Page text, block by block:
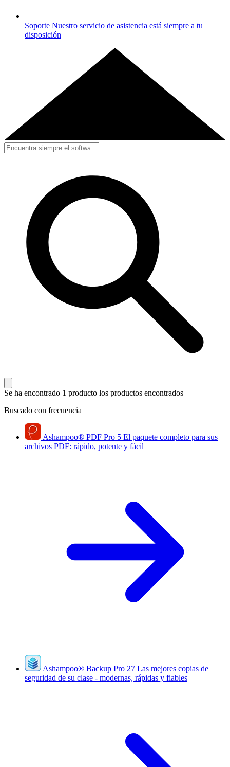
Soporte Nuestro servicio de asistencia está siempre a tu
disposición
Se ha encontrado 1 producto los productos encontrados
Buscado con frecuencia
Ashampoo® PDF Pro 5 El paquete completo para sus
archivos PDF: rápido, potente y fácil
Ashampoo® Backup Pro 27 Las mejores copias de
seguridad de su clase - modernas, rápidas y fiables